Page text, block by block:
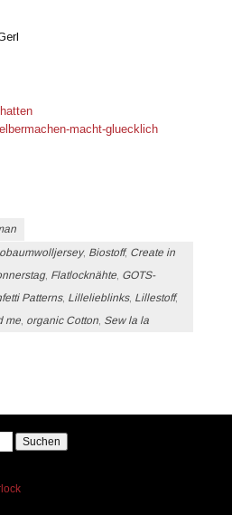
, Biostoff, Create in
, Flatlocknähte, GOTS-
Patterns, Lillelieblinks, Lillestoff,
me, organic Cotton, Sew la la